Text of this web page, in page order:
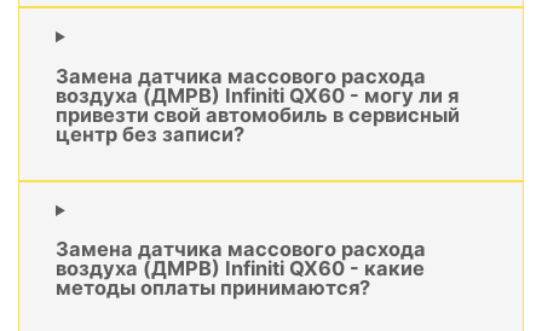
Замена датчика массового расхода
воздуха (ДМРВ) Infiniti QX60 - могу ли я
привезти свой автомобиль в сервисный
центр без записи?
Замена датчика массового расхода
воздуха (ДМРВ) Infiniti QX60 - какие
методы оплаты принимаются?